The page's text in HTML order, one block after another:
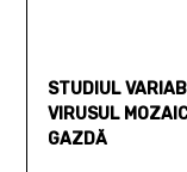
STUDIUL
VIRUSUL
GAZDĂ